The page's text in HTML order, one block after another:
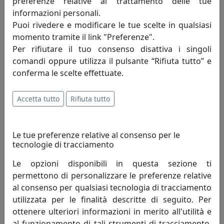
Palo diametro 50 mm. Stecche robuste intercambiabili
con sezione 18x30 mm. Apertura e chiusura con doppia
carrucola. TESSUTO: Acrilico Dralon 350gr/m2
impermeabilizzato e trattato antimuffa garantito
Teflon. Con camino antivento. Tinto massa. 5 anni di
garanzia. La base è disponibile in cemento, in acciaio
d'acciaio da interrare. La base a terra è disponibile in
più versioni, chiamare o scrivere per preventivi ed
Informazioni sul brand
Alla esperienza e capacità manipolativa
l'azienda Scolaro aggiunge da sempre
nuove tecnologie per migliorare lo
standard qualitativo e da semplice
informazioni personali.
Puoi rivedere e modificare le tue scelte in qualsiasi
momento tramite il link "Preferenze".
Per rifiutare il tuo consenso disattiva i singoli
comandi oppure utilizza il pulsante “Rifiuta tutto” e
conferma le scelte effettuate.
Accetta tutto Rifiuta tutto
Le tue preferenze relative al consenso per le
tecnologie di tracciamento
Le opzioni disponibili in questa sezione ti
permettono di personalizzare le preferenze relative
al consenso per qualsiasi tecnologia di tracciamento
utilizzata per le finalità descritte di seguito. Per
ottenere ulteriori informazioni in merito all'utilità e